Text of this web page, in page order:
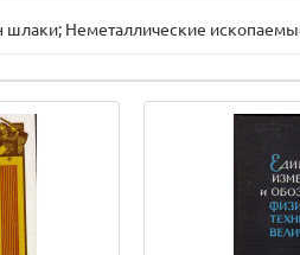
Неметаллические